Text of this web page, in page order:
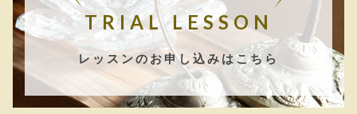
TRIAL LESSON
レッスンのお申し込みはこちら